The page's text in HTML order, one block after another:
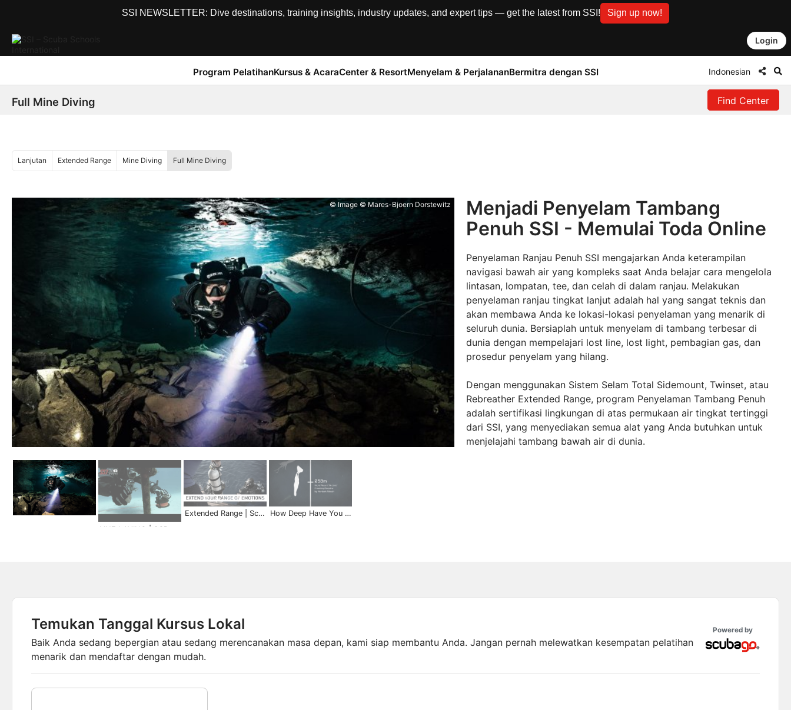
SSI NEWSLETTER: Dive destinations, training insights, industry updates, and expert tips — get the latest from SSI! Sign up now!
Login
Program PelatihanKursus & AcaraCenter & ResortMenyelam & PerjalananBermitra dengan SSI Indonesian
Full Mine Diving Find Center
Lanjutan Extended Range Mine Diving Full Mine Diving
© Image © Mares-Bjoern Dorstewitz
Extended Range | Scuba Schools International How Deep Have You Been? | Scuba Schools International
Menjadi Penyelam Tambang
Penuh SSI - Memulai Toda Online
Penyelaman Ranjau Penuh SSI mengajarkan Anda keterampilan
navigasi bawah air yang kompleks saat Anda belajar cara mengelola
lintasan, lompatan, tee, dan celah di dalam ranjau. Melakukan
penyelaman ranjau tingkat lanjut adalah hal yang sangat teknis dan
akan membawa Anda ke lokasi-lokasi penyelaman yang menarik di
seluruh dunia. Bersiaplah untuk menyelam di tambang terbesar di
dunia dengan mempelajari lost line, lost light, pembagian gas, dan
prosedur penyelam yang hilang.
Dengan menggunakan Sistem Selam Total Sidemount, Twinset, atau
Rebreather Extended Range, program Penyelaman Tambang Penuh
adalah sertifikasi lingkungan di atas permukaan air tingkat tertinggi
dari SSI, yang menyediakan semua alat yang Anda butuhkan untuk
menjelajahi tambang bawah air di dunia.
Temukan Tanggal Kursus Lokal
Baik Anda sedang bepergian atau sedang merencanakan masa depan, kami siap membantu Anda. Jangan pernah melewatkan kesempatan pelatihan
menarik dan mendaftar dengan mudah.
Powered by